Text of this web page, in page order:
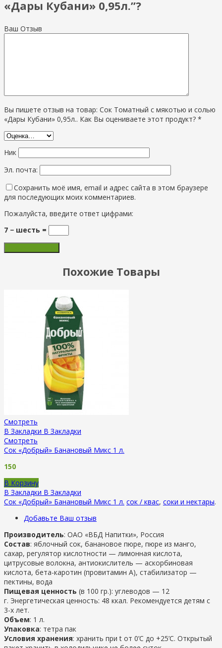
«Дары Кубани» 0,95л.”?
Ваш Отзыв
Вы пишете отзыв на товар: Сок Томатный с мякотью и солью
«Дары Кубани» 0,95л.. Как Вы оцениваете этот продукт? *
Ник
Эл. почта:
Сохранить моё имя, email и адрес сайта в этом браузере
для последующих моих комментариев.
Пожалуйста, введите ответ цифрами:
7 − шесть =
Похожие Товары
Смотреть
В Закладки В Закладки
Смотреть
Сок «Добрый» Банановый Микс 1 л.
150
В Корзину
В Закладки В Закладки
Сок «Добрый» Банановый Микс 1 л. сок / квас, соки и нектары.
Добавьте Ваш отзыв
Производитель: ОАО «ВБД Напитки», Россия
Состав: яблочный сок, банановое пюре, пюре из манго,
сахар, регулятор кислотности — лимонная кислота,
цитрусовые волокна, антиокислитель — аскорбиновая
кислота, бета-каротин (провитамин А), стабилизатор —
пектины, вода
Пищевая ценность (в 100 гр.): углеводов — 12
г. Энергетическая ценность: 48 ккал. Рекомендуется детям с
3-х лет.
Объем: 1 л.
Упаковка: тетра пак
Условия хранения: хранить при t от 0’C до +25’C. Открытый